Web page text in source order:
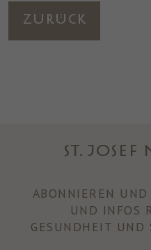
Zurück
ST. JOSEF
ABONNIEREN UND
ND INFOS
GESUNDHEIT UND